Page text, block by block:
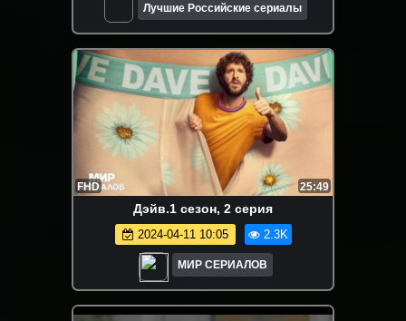
Лучшие Российские сериалы
FHD 25:49
Дэйв.1 сезон, 2 серия
2024-04-11 10:05 2.3K
МИР СЕРИАЛОВ